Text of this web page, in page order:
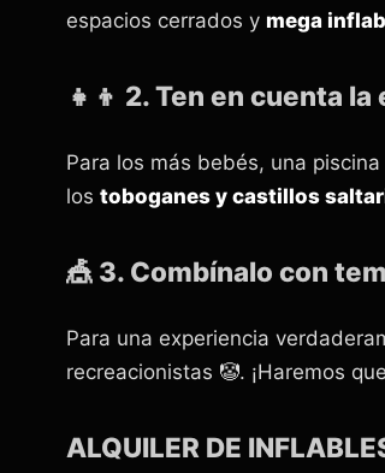
espacios cerrados y mega
👧👦 2. Ten en cuenta
Para los más bebés, una
los toboganes y castillos
🎪 3. Combínalo con
Para una experiencia
recreacionistas 🤡. ¡Haremos
ALQUILER DE